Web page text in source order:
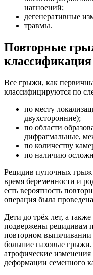
нагноений;
дегенеративные
травмы.
Повторные
классификация
Все грыжи, как
классифицируются по
по месту
двухсторонние);
по области
дифрагмальные,
по количеству
по наличию
Рецидив пупочных грыж
время беременности и
есть вероятность
операция была
Дети до трёх лет, а
подвержены рецидивам
повторном выпячивании
большие паховые
атрофические
деформации семенного